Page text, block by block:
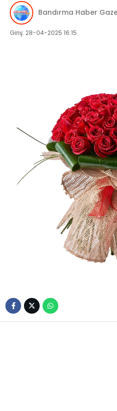
Bandırma Haber
Giriş: 28-04-2025 16:15